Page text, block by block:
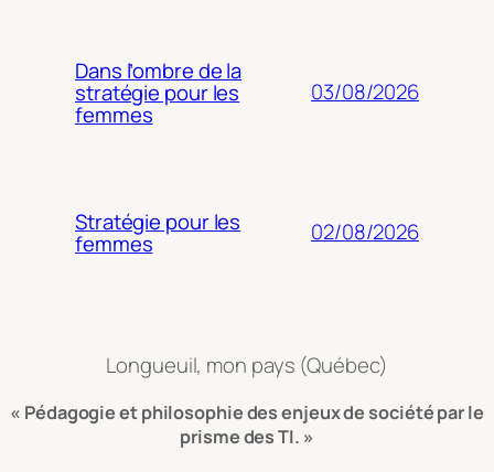
Dans l’ombre de la
stratégie pour les
femmes
03/08/2026
Stratégie pour les
femmes 02/08/2026
Longueuil, mon pays (Québec)
« Pédagogie et philosophie des enjeux de société par le
prisme des TI. »